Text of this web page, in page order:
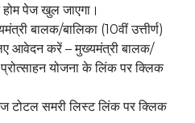
पेज खुल जाएगा।
बालक/बालिका (10वीं उत्तीर्ण)
आवेदन करें – मुख्यमंत्री बालक/
प्रोत्साहन योजना के लिंक पर क्लिक
टोटल समरी लिस्ट लिंक पर क्लिक